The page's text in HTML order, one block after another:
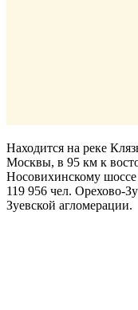
Находится на реке
Москвы, в 95 км к
Носовихинскому
119 956 чел. Орехово-
Зуевской агломерации.